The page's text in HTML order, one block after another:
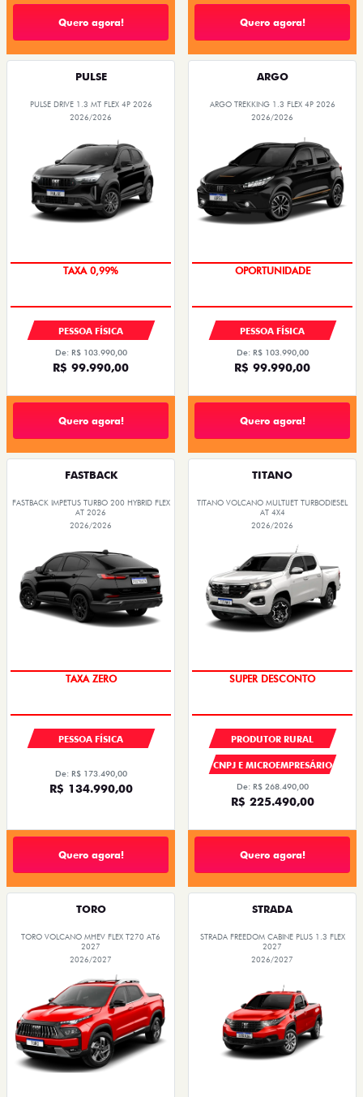
Quero agora! Quero agora!
PULSE
PULSE DRIVE 1.3 MT FLEX 4P 2026
2026/2026
PESSOA FÍSICA
De: R$ 103.990,00
R$ 99.990,00
Quero agora!
ARGO
ARGO TREKKING 1.3 FLEX 4P 2026
2026/2026
OPORTUNIDADE
PESSOA FÍSICA
De: R$ 103.990,00
R$ 99.990,00
Quero agora!
FASTBACK
FASTBACK IMPETUS TURBO 200 HYBRID FLEX
AT 2026
2026/2026
TAXA ZERO
PESSOA FÍSICA
De: R$ 173.490,00
R$ 134.990,00
Quero agora!
TITANO
TITANO VOLCANO MULTIJET TURBODIESEL
AT 4X4
2026/2026
SUPER DESCONTO
PRODUTOR RURAL
CNPJ E MICROEMPRESÁRIO
De: R$ 268.490,00
R$ 225.490,00
Quero agora!
TORO
TORO VOLCANO MHEV FLEX T270 AT6
2027
2026/2027
STRADA
STRADA FREEDOM CABINE PLUS 1.3 FLEX
2027
2026/2027